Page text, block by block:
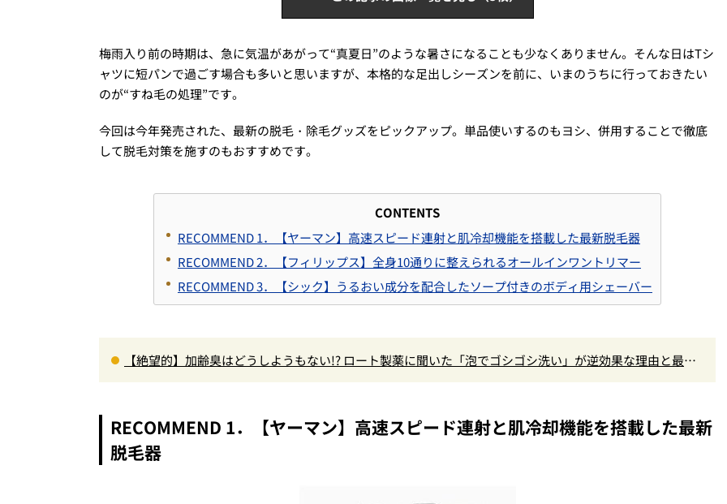
梅雨入り前の時期は、急に気温があがって“真夏日”のような暑さになることも少なくありません。そんな日はTシ
ャツに短パンで過ごす場合も多いと思いますが、本格的な足出しシーズンを前に、いまのうちに行っておきたい
のが“すね毛の処理”です。
今回は今年発売された、最新の脱毛・除毛グッズをピックアップ。単品使いするのもヨシ、併用することで徹底
して脱毛対策を施すのもおすすめです。
CONTENTS
RECOMMEND 1．【ヤーマン】高速スピード連射と肌冷却機能を搭載した最新脱毛器
RECOMMEND 2．【フィリップス】全身10通りに整えられるオールインワントリマー
RECOMMEND 3．【シック】うるおい成分を配合したソープ付きのボディ用シェーバー
【絶望的】加齢臭はどうしようもない!? ロート製薬に聞いた「泡でゴシゴシ洗い」が逆効果な理由と最強
RECOMMEND 1．【ヤーマン】高速スピード連射と肌冷却機能を搭載した最新
脱毛器